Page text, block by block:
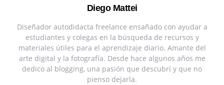
Diego Mattei
Diseñador autodidacta freelance ensañado con ayudar a
estudiantes y colegas en la búsqueda de recursos y
materiales útiles para el aprendizaje diario. Amante del
arte digital y la fotografía. Desde hace algunos años me
dedico al blogging, una pasión que descubrí y que no
pienso dejarla.